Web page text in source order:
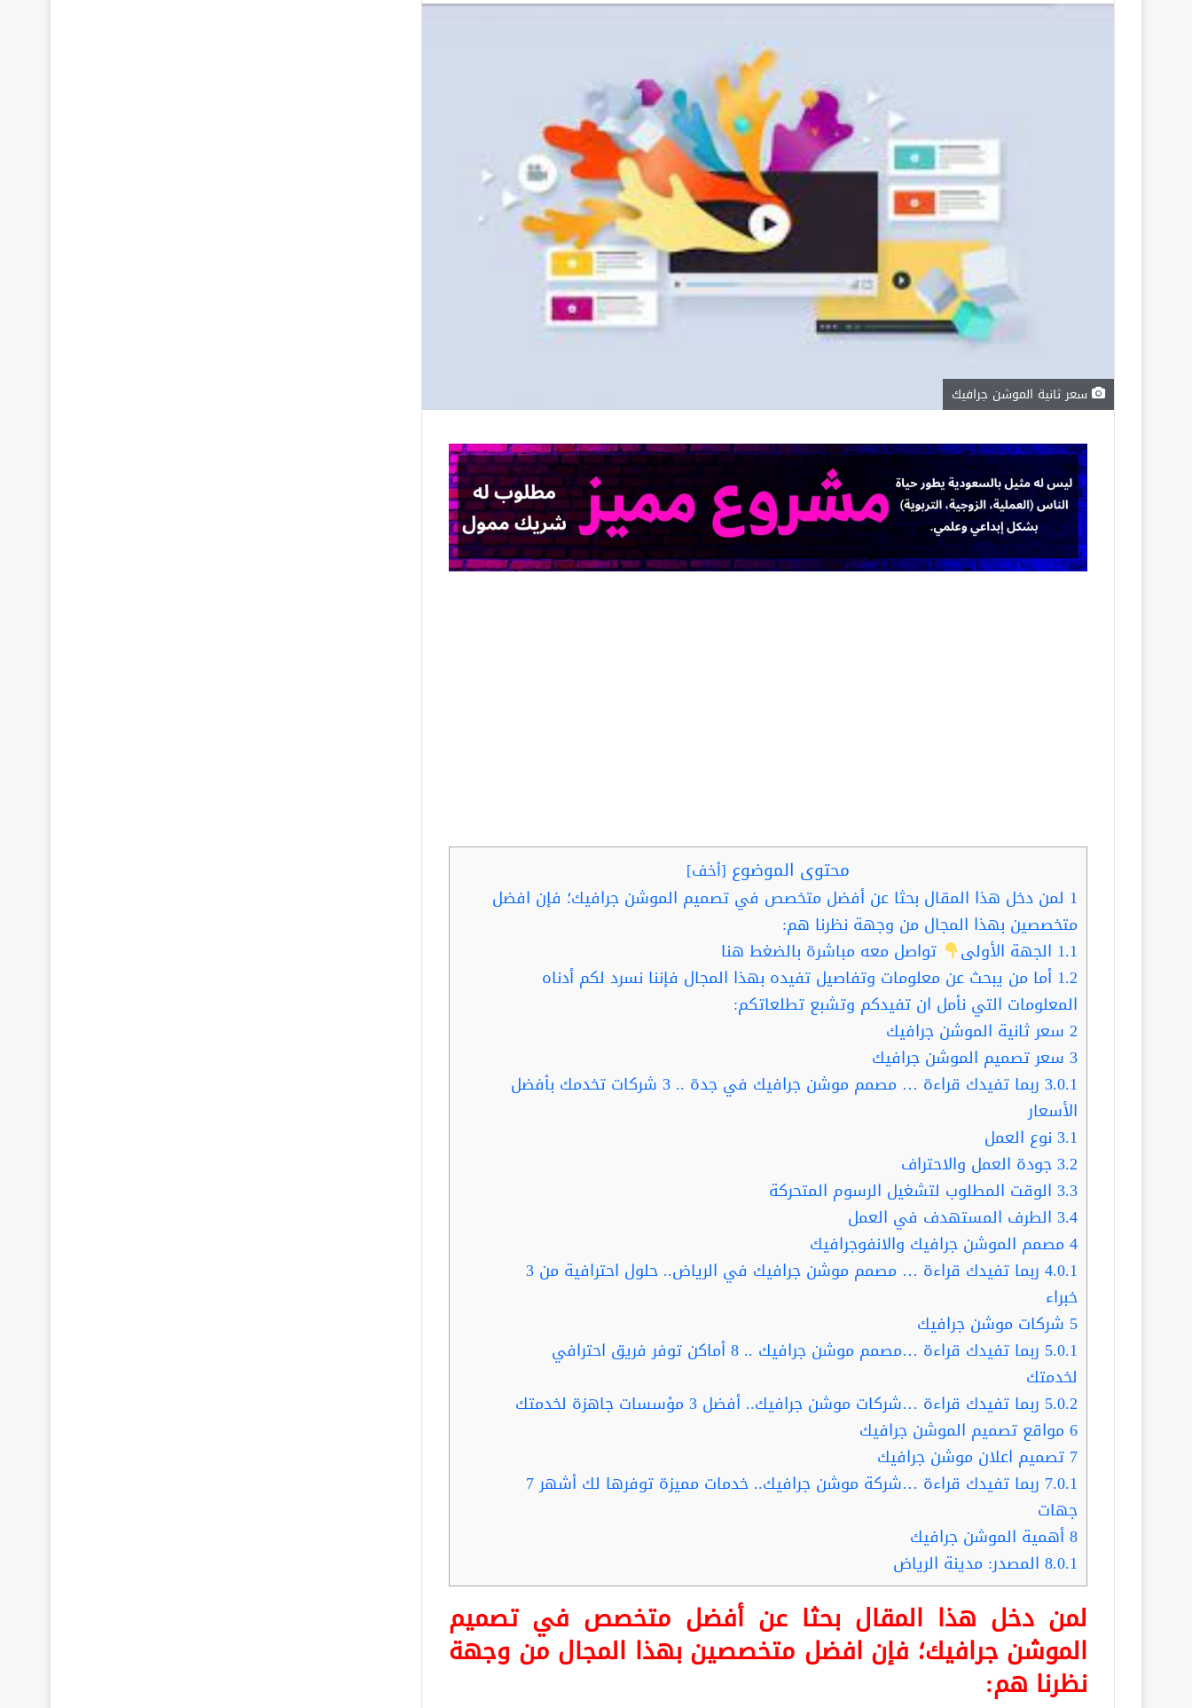
سعر ثانية الموشن جرافيك
محتوى الموضوع [أخف]
1 لمن دخل هذا المقال بحثا عن أفضل متخصص في تصميم الموشن جرافيك؛ فإن افضل
متخصصين بهذا المجال من وجهة نظرنا هم:
1.1 الجهة الأولى
تواصل معه مباشرة بالضغط هنا
1.2 أما من يبحث عن معلومات وتفاصيل تفيده بهذا المجال فإننا نسرد لكم أدناه
المعلومات التي نأمل ان تفيدكم وتشبع تطلعاتكم:
2 سعر ثانية الموشن جرافيك
3 سعر تصميم الموشن جرافيك
3.0.1
ربما تفيدك قراءة … مصمم موشن جرافيك في جدة .. 3 شركات تخدمك بأفضل
الأسعار
3.1 نوع العمل
3.2جودة العمل والاحتراف
3.3 الوقت المطلوب لتشغيل الرسوم المتحركة
3.4 الطرف المستهدف في العمل
4مصمم الموشن جرافيك والانفوجرافيك
4.0.1
ربما تفيدك قراءة … مصمم موشن جرافيك في الرياض.. حلول احترافية من 3
خبراء
5 شركات موشن جرافيك
5.0.1
ربما تفيدك قراءة …مصمم موشن جرافيك .. 8 أماكن توفر فريق احترافي
لخدمتك
5.0.2 ربما تفيدك قراءة …شركات موشن جرافيك.. أفضل 3 مؤسسات جاهزة لخدمتك
6مواقع تصميم الموشن جرافيك
7 تصميم اعلان موشن جرافيك
7.0.1
ربما تفيدك قراءة …شركة موشن جرافيك.. خدمات مميزة توفرها لك أشهر 7
جهات
8أهمية الموشن جرافيك
8.0.1 المصدر: مدينة الرياض
لمن دخل هذا المقال بحثا عن أفضل متخصص فيتصميم
الموشن جرافيك؛ فإن افضل متخصصين بهذا المجال من وجهة
نظرنا هم: